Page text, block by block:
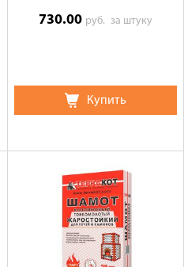
730.00 руб. за штуку
Купить